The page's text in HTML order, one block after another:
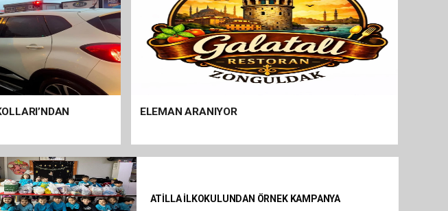
ELEMAN ARANIYOR
ATİLLA İLKOKULUNDAN ÖRNEK KAMPANYA